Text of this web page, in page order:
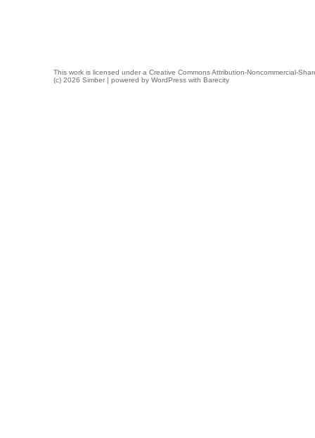
This work is licensed under a Creative Commons Attribution-Noncommercial-
(c) 2026 Simber | powered by WordPress with Barecity